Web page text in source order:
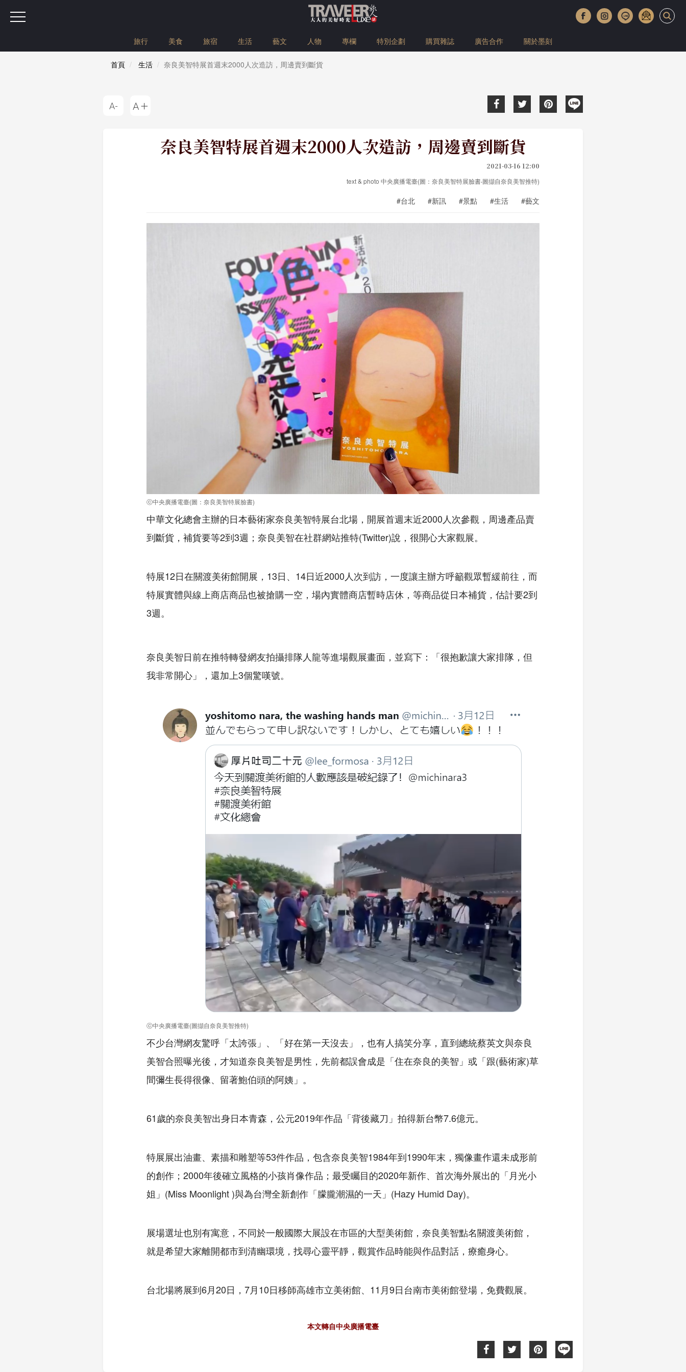
旅行 美食 旅宿 生活 藝文 人物 專欄 特別企劃 購買雜誌 廣告合作 關於墨刻
首頁 生活 奈良美智特展首週末2000人次造訪，周邊賣到斷貨
奈良美智特展首週末2000人次造訪，周邊賣到斷貨
2021-03-16 12:00
text & photo 中央廣播電臺(圖：奈良美智特展臉書‧圖擷自奈良美智推特)
#台北 #新訊 #景點 #生活 #藝文
ⓒ中央廣播電臺(圖：奈良美智特展臉書)
中華文化總會主辦的日本藝術家奈良美智特展台北場，開展首週末近2000人次參觀，周邊產品賣
到斷貨，補貨要等2到3週；奈良美智在社群網站推特(Twitter)說，很開心大家觀展。
特展12日在關渡美術館開展，13日、14日近2000人次到訪，一度讓主辦方呼籲觀眾暫緩前往，而
特展實體與線上商店商品也被搶購一空，場內實體商店暫時店休，等商品從日本補貨，估計要2到
3週。
奈良美智日前在推特轉發網友拍攝排隊人龍等進場觀展畫面，並寫下：「很抱歉讓大家排隊，但
我非常開心」，還加上3個驚嘆號。
ⓒ中央廣播電臺(圖擷自奈良美智推特)
不少台灣網友驚呼「太誇張」、「好在第一天沒去」，也有人搞笑分享，直到總統蔡英文與奈良
美智合照曝光後，才知道奈良美智是男性，先前都誤會成是「住在奈良的美智」或「跟(藝術家)草
間彌生長得很像、留著鮑伯頭的阿姨」。
61歲的奈良美智出身日本青森，公元2019年作品「背後藏刀」拍得新台幣7.6億元。
特展展出油畫、素描和雕塑等53件作品，包含奈良美智1984年到1990年末，獨像畫作還未成形前
的創作；2000年後確立風格的小孩肖像作品；最受矚目的2020年新作、首次海外展出的「月光小
姐」(Miss Moonlight )與為台灣全新創作「朦朧潮濕的一天」(Hazy Humid Day)。
展場選址也別有寓意，不同於一般國際大展設在市區的大型美術館，奈良美智點名關渡美術館，
就是希望大家離開都市到清幽環境，找尋心靈平靜，觀賞作品時能與作品對話，療癒身心。
台北場將展到6月20日，7月10日移師高雄市立美術館、11月9日台南市美術館登場，免費觀展。
本文轉自中央廣播電臺